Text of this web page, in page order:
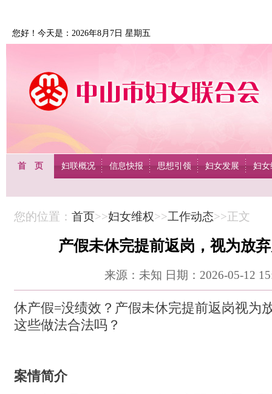
您好！今天是：2026年8月7日 星期五
首 页 妇联概况 信息快报 思想引领 妇女发展 妇女
您的位置： 首页>>妇女维权>>工作动态>>正文
产假未休完提前返岗，视为放
来源：未知 日期：2026-05-12
休产假=没绩效？产假未休完提前返岗视为
这些做法合法吗？
案情简介